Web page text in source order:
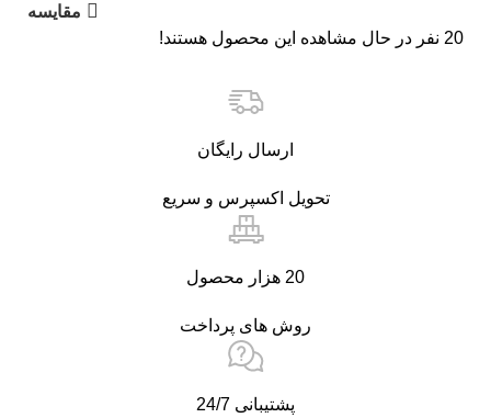
مقایسه
20 نفر در حال مشاهده این محصول هستند!
ارسال رایگان
تحویل اکسپرس و سریع
20 هزار محصول
روش های پرداخت
پشتیبانی 24/7